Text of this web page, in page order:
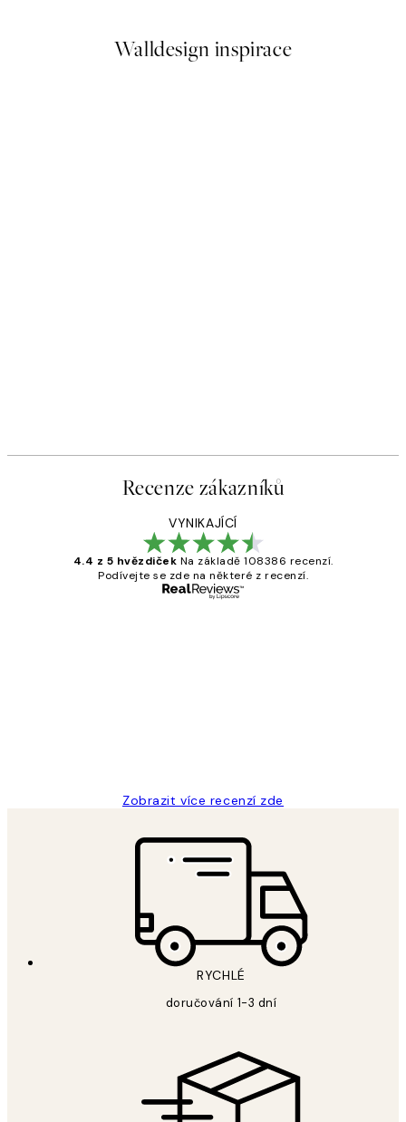
Walldesign inspirace
Recenze zákazníků
VYNIKAJÍCÍ
4.4 z 5 hvězdiček Na základě 108386 recenzí.
Podívejte se zde na některé z recenzí.
Zobrazit více recenzí zde
RYCHLÉ
doručování 1-3 dní